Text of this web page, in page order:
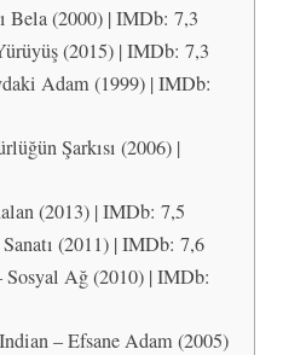
Bela (2000) | IMDb: 7,3
(2015) | IMDb: 7,3
Adam (1999) | IMDb:
Şarkısı (2006) |
(2013) | IMDb: 7,5
(2011) | IMDb: 7,6
Ağ (2010) | IMDb:
– Efsane Adam (2005)